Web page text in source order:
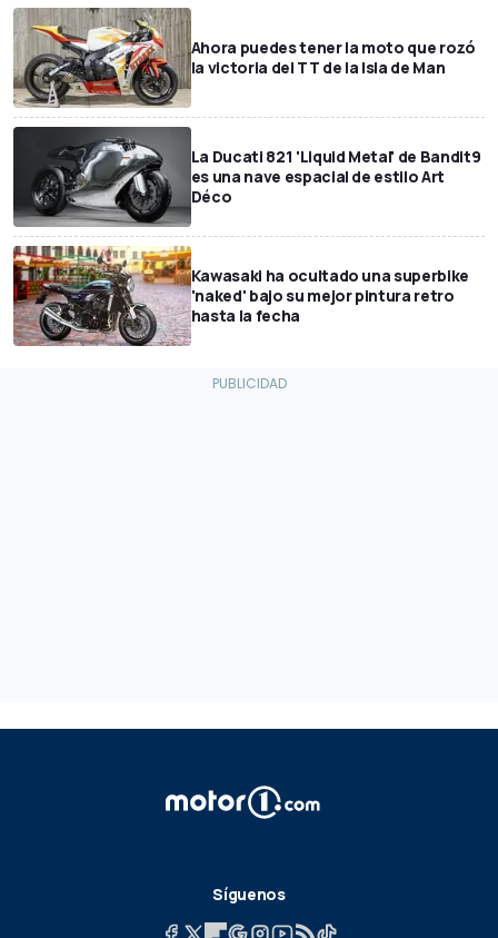
Ahora puedes tener la moto que rozó
la victoria del TT de la Isla de Man
La Ducati 821 'Liquid Metal' de Bandit9
es una nave espacial de estilo Art
Déco
Kawasaki ha ocultado una superbike
'naked' bajo su mejor pintura retro
hasta la fecha
Síguenos